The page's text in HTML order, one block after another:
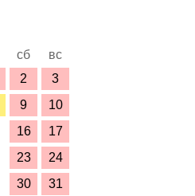
сб
вс
2
3
9
10
16
17
23
24
30 31